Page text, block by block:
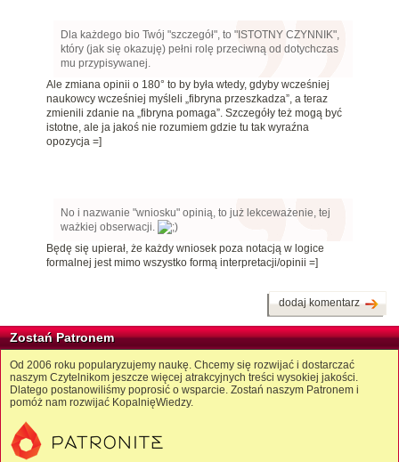
Dla każdego bio Twój "szczegół", to "ISTOTNY CZYNNIK",
który (jak się okazuję) pełni rolę przeciwną od dotychczas
mu przypisywanej.
Ale zmiana opinii o 180° to by była wtedy, gdyby wcześniej
naukowcy wcześniej myśleli „fibryna przeszkadza”, a teraz
zmienili zdanie na „fibryna pomaga”. Szczegóły też mogą być
istotne, ale ja jakoś nie rozumiem gdzie tu tak wyraźna
opozycja =]
No i nazwanie "wniosku" opinią, to już lekceważenie, tej
ważkiej obserwacji.
Będę się upierał, że każdy wniosek poza notacją w logice
formalnej jest mimo wszystko formą interpretacji/opinii =]
dodaj komentarz
Zostań Patronem
Od 2006 roku popularyzujemy naukę. Chcemy się rozwijać i dostarczać
naszym Czytelnikom jeszcze więcej atrakcyjnych treści wysokiej jakości.
Dlatego postanowiliśmy poprosić o wsparcie. Zostań naszym Patronem i
pomóż nam rozwijać KopalnięWiedzy.